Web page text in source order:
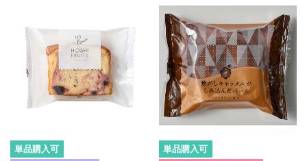
単品購入可
単品購入可